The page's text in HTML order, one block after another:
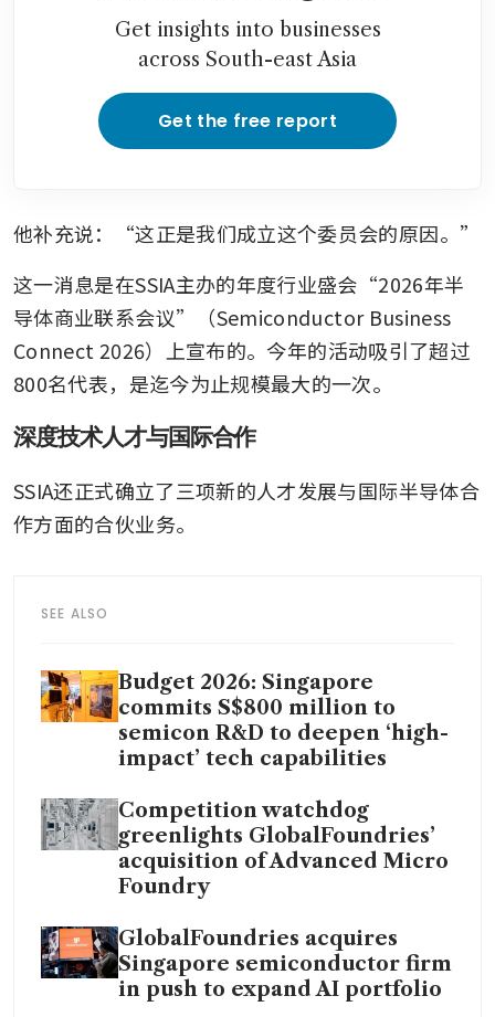
Get insights into businesses
across South-east Asia
Get the free report
他补充说：“这正是我们成立这个委员会的原因。”
这一消息是在SSIA主办的年度行业盛会“2026年半
导体商业联系会议”（Semiconductor Business
Connect 2026）上宣布的。今年的活动吸引了超过
800名代表，是迄今为止规模最大的一次。
深度技术人才与国际合作
SSIA还正式确立了三项新的人才发展与国际半导体合
作方面的合伙业务。
SEE ALSO
Budget 2026: Singapore
commits S$800 million to
semicon R&D to deepen ‘high-
impact’ tech capabilities
Competition watchdog
greenlights GlobalFoundries’
acquisition of Advanced Micro
Foundry
GlobalFoundries acquires
Singapore semiconductor firm
in push to expand AI portfolio